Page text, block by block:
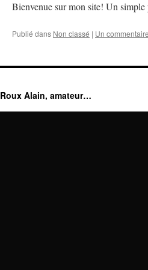
Bienvenue sur mon site! Un simple
Publié dans Non classé | Un commentaire
Roux Alain, amateur…